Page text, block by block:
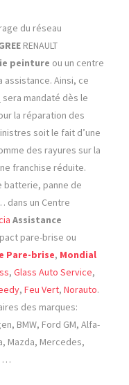
du réseau
RENAULT
peinture ou un centre
assistance. Ainsi, ce
sera mandaté dès le
la réparation des
soit le fait d’une
des rayures sur la
franchise réduite.
batterie, panne de
dans un Centre
Assistance
pare-brise ou
Pare-brise, Mondial
, Glass Auto Service,
, Feu Vert, Norauto.
des marques:
BMW, Ford GM, Alfa-
Mazda, Mercedes,
…